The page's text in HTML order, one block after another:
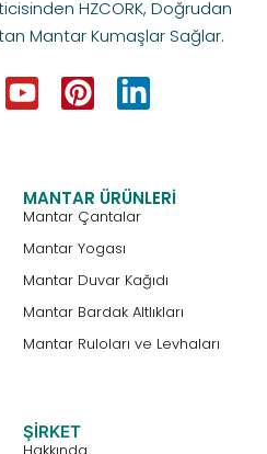
HZCORK, Doğrudan
Mantar Kumaşlar Sağlar.
MANTAR ÜRÜNLERI
Mantar Çantalar
Mantar Yogası
Mantar Duvar Kağıdı
Mantar Bardak Altlıkları
Mantar Ruloları ve Levhaları
ŞIRKET